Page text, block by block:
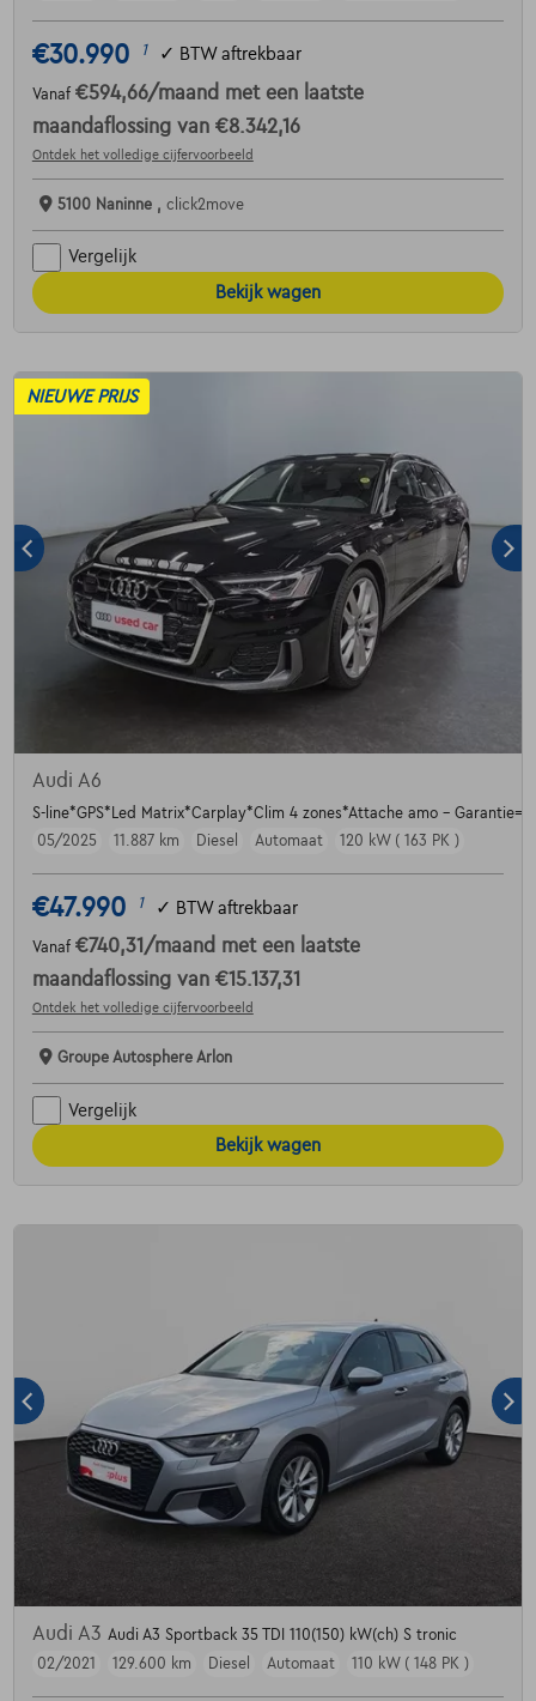
€30.990 1 ✓ BTW aftrekbaar
Vanaf €594,66/maand met een laatste
maandaflossing van €8.342,16
Ontdek het volledige cijfervoorbeeld
5100 Naninne , click2move
Vergelijk
Bekijk wagen
NIEUWE PRIJS
Audi A6
S-line*GPS*Led Matrix*Carplay*Clim 4 zones*Attache amo -
05/2025
11.887 km Diesel Automaat 120 kW ( 163 PK )
€47.990 1 ✓ BTW aftrekbaar
Vanaf €740,31 /maand met een laatste
maandaflossing van €15.137,31
Ontdek het volledige cijfervoorbeeld
Groupe Autosphere Arlon
Vergelijk
Bekijk wagen
Audi A3 Audi A3 Sportback 35 TDI 110(150) kW(ch) S tronic
02/2021
129.600 km Diesel Automaat 110 kW ( 148 PK )